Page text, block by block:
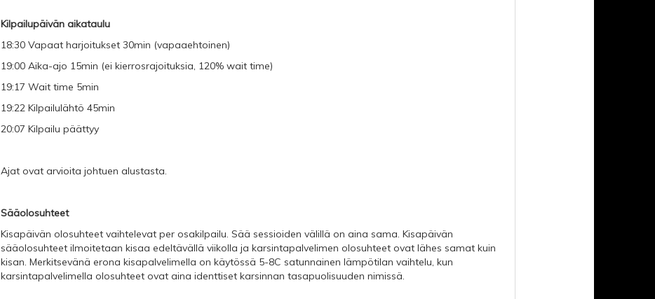
Kilpailupäivän aikataulu
18:30 Vapaat harjoitukset 30min (vapaaehtoinen)
19:00 Aika-ajo 15min (ei kierrosrajoituksia, 120% wait time)
19:17 Wait time 5min
19:22 Kilpailulähtö 45min
20:07 Kilpailu päättyy
Ajat ovat arvioita johtuen alustasta.
Sääolosuhteet
Kisapäivän olosuhteet vaihtelevat per osakilpailu. Sää sessioiden välillä on aina sama. Kisapäivän
sääolosuhteet ilmoitetaan kisaa edeltävällä viikolla ja karsintapalvelimen olosuhteet ovat lähes samat kuin
kisan. Merkitsevänä erona kisapalvelimella on käytössä 5-8C satunnainen lämpötilan vaihtelu, kun
karsintapalvelimella olosuhteet ovat aina identtiset karsinnan tasapuolisuuden nimissä.